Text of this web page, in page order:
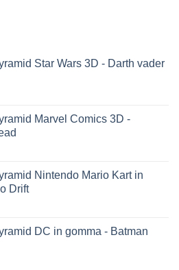
Star Wars 3D - Darth vader
Marvel Comics 3D -
Nintendo Mario Kart in
Drift
DC in gomma - Batman